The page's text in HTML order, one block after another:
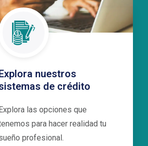
nuestros
de crédito
Explora las opciones que
para hacer realidad tu
profesional.